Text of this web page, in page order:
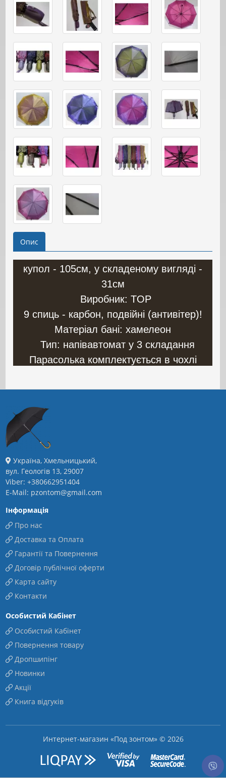
Опис
купол - 105см, у складеному вигляді -
31см
Виробник: TOP
9 спиць - карбон, подвійні (антивітер)!
Матеріал бані: хамелеон
Тип: напівавтомат у 3 складання
Парасолька комплектується в чохлі
Україна, Хмельницький,
вул. Геологів 13, 29007
Viber: +380662951404
E-Mail: pzontom@gmail.com
Інформація
Про нас
Доставка та Оплата
Гарантії та Повернення
Договір публічної оферти
Карта сайту
Контакти
Особистий Кабінет
Особистий Кабінет
Повернення товару
Дропшипінг
Новинки
Акції
Книга відгуків
Интернет-магазин «Под зонтом» © 2026